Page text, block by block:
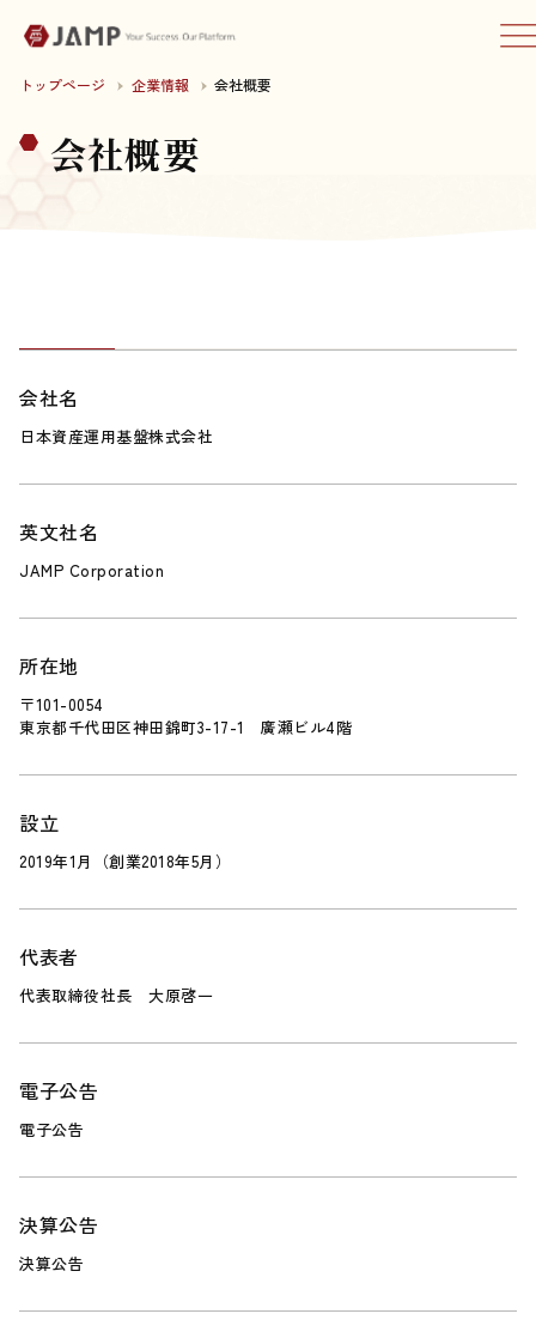
トップページ 企業情報 会社概要
会社概要
会社名
日本資産運用基盤株式会社
英文社名
JAMP Corporation
所在地
〒101-0054
東京都千代田区神田錦町3-17-1 廣瀬ビル4階
設立
2019年1月（創業2018年5月）
代表者
代表取締役社長 大原啓一
電子公告
電子公告
決算公告
決算公告